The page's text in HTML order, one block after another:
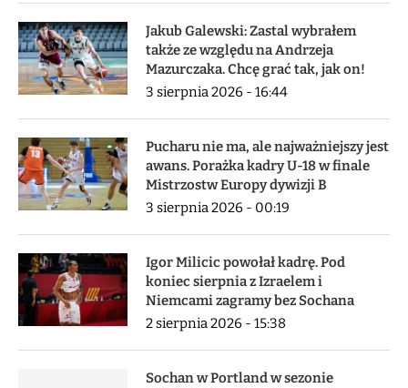
Jakub Galewski: Zastal wybrałem
także ze względu na Andrzeja
Mazurczaka. Chcę grać tak, jak on!
3 sierpnia 2026 - 16:44
Pucharu nie ma, ale najważniejszy jest
awans. Porażka kadry U-18 w finale
Mistrzostw Europy dywizji B
3 sierpnia 2026 - 00:19
Igor Milicic powołał kadrę. Pod
koniec sierpnia z Izraelem i
Niemcami zagramy bez Sochana
2 sierpnia 2026 - 15:38
Sochan w Portland w sezonie